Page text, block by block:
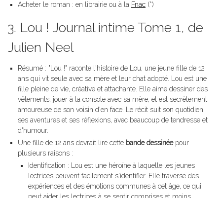
Acheter le roman : en librairie ou à la Fnac (*)
3. Lou ! Journal intime Tome 1, de
Julien Neel
Résumé : "Lou !" raconte l'histoire de Lou, une jeune fille de 12
ans qui vit seule avec sa mère et leur chat adopté. Lou est une
fille pleine de vie, créative et attachante. Elle aime dessiner des
vêtements, jouer à la console avec sa mère, et est secrètement
amoureuse de son voisin d'en face. Le récit suit son quotidien,
ses aventures et ses réflexions, avec beaucoup de tendresse et
d'humour.
Une fille de 12 ans devrait lire cette bande dessinéepour
plusieurs raisons :
Identification : Lou est une héroïne à laquelle les jeunes
lectrices peuvent facilement s'identifier. Elle traverse des
expériences et des émotions communes à cet âge, ce qui